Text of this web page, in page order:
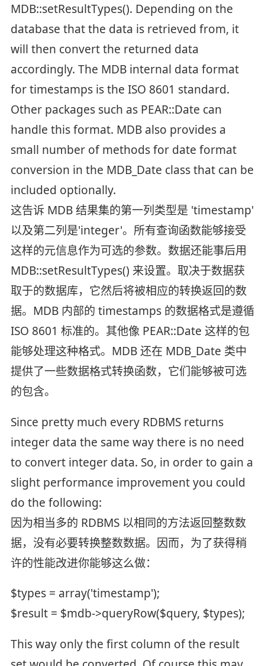
MDB::setResultTypes(). Depending on the
database that the data is retrieved from, it
will then convert the returned data
accordingly. The MDB internal data format
for timestamps is the ISO 8601 standard.
Other packages such as PEAR::Date can
handle this format. MDB also provides a
small number of methods for date format
conversion in the MDB_Date class that can be
included optionally.
这告诉 MDB 结果集的第一列类型是 'timestamp'
以及第二列是'integer'。所有查询函数能够接受
这样的元信息作为可选的参数。数据还能事后用
MDB::setResultTypes() 来设置。取决于数据获
取于的数据库，它然后将被相应的转换返回的数
据。MDB 内部的 timestamps 的数据格式是遵循
ISO 8601 标准的。其他像 PEAR::Date 这样的包
能够处理这种格式。MDB 还在 MDB_Date 类中
提供了一些数据格式转换函数，它们能够被可选
的包含。
Since pretty much every RDBMS returns
integer data the same way there is no need
to convert integer data. So, in order to gain a
slight performance improvement you could
do the following:
因为相当多的 RDBMS 以相同的方法返回整数数
据，没有必要转换整数数据。因而，为了获得稍
许的性能改进你能够这么做：
$types = array('timestamp');
$result = $mdb->queryRow($query, $types);
This way only the first column of the result